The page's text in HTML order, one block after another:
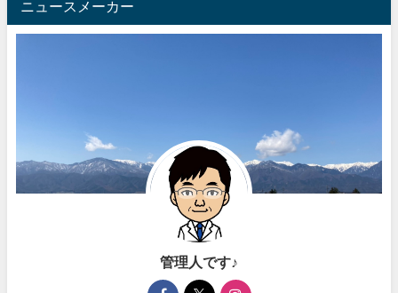
ニュースメーカー
管理人です♪